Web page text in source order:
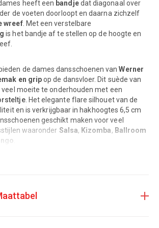
heeft een bandjedat diagonaal over
de voeten doorloopt en daarna zichzelf
wreef. Met een verstelbare
is het bandje af te stellen op de hoogte en
bieden de dames dansschoenen vanWerner
en gripop de dansvloer. Dit suède van
moeite te onderhouden met een
. Het elegante flare silhouet van de
en is verkrijgbaar in hakhoogtes 6,5 cm
geschikt maken voor veel
waaronder Salsa, Kizomba, Ballroom